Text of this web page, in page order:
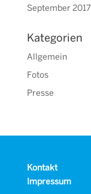
September 2017
Kategorien
Allgemein
Fotos
Presse
Kontakt
Impressum